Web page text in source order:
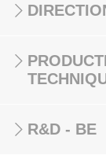
R&D - BE